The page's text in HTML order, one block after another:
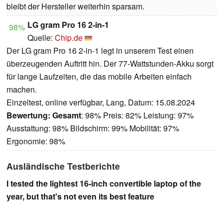
bleibt der Hersteller weiterhin sparsam.
98% LG gram Pro 16 2-in-1
Quelle: Chip.de
Der LG gram Pro 16 2-in-1 legt in unserem Test einen
überzeugenden Auftritt hin. Der 77-Wattstunden-Akku sorgt
für lange Laufzeiten, die das mobile Arbeiten einfach
machen.
Einzeltest, online verfügbar, Lang, Datum: 15.08.2024
Bewertung: Gesamt: 98% Preis: 82% Leistung: 97%
Ausstattung: 98% Bildschirm: 99% Mobilität: 97%
Ergonomie: 98%
Ausländische Testberichte
I tested the lightest 16-inch convertible laptop of the
year, but that's not even its best feature